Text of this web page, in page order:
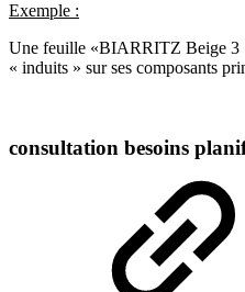
Exemple :
Une feuille «BIARRITZ Beige 3
« induits » sur ses composants
consultation besoins